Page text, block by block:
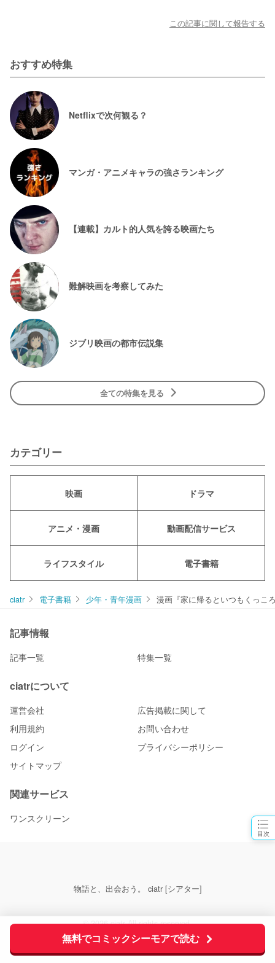
目次
無料でコミックシーモアで読む
この記事に関して報告する
おすすめ特集
Netflixで次何観る？
マンガ・アニメキャラの強さランキング
【連載】カルト的人気を誇る映画たち
難解映画を考察してみた
ジブリ映画の都市伝説集
全ての特集を見る
カテゴリー
映画 ドラマ
アニメ・漫画 動画配信サービス
ライフスタイル 電子書籍
ciatr 電子書籍 少年・青年漫画 漫画『家に帰るといつもくっこ
記事情報
記事一覧 特集一覧
ciatrについて
運営会社
広告掲載に関して
利用規約
お問い合わせ
ログイン
プライバシーポリシー
サイトマップ
関連サービス
ワンスクリーン
物語と、出会おう。 ciatr [シアター]
© 2026 ciatr All rights reserved.